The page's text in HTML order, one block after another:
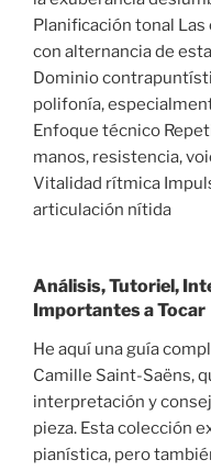
Planificación tonal
con alternancia de
Dominio
polifonía,
Enfoque técnico
manos, resistencia,
Vitalidad rítmica
articulación nítida
Análisis, Tutoriel,
Importantes a Tocar
He aquí una guía
Camille Saint-Saëns,
interpretación y
pieza. Esta colección
pianística, pero